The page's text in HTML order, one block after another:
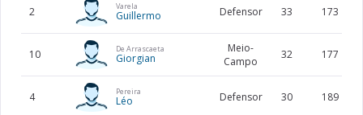
2 Varela
Guillermo Defensor 33 173
10 De Arrascaeta
Giorgian
Meio-
Campo
32 177
4 Pereira
Léo Defensor 30 189